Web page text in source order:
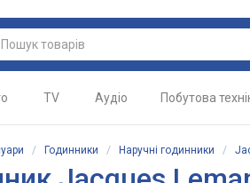
TV Аудіо Побутова
/ Годинники / Наручні годинники /